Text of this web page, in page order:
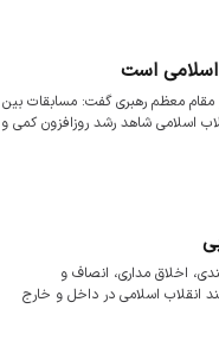
اسلامی است
معظم رهبری گفت: مسابقات بین
اسلامی شاهد رشد روزافزون کمی و
اخلاق مداری، انصاف و
انقلاب اسلامی در داخل و خارج